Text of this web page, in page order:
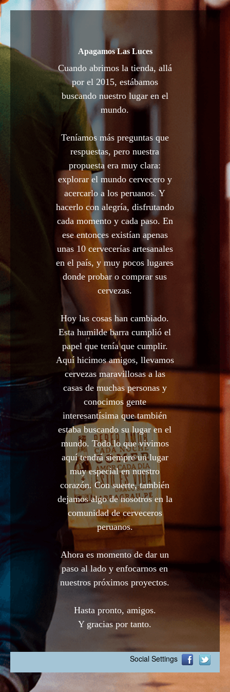
Apagamos Las Luces
Cuando abrimos la tienda, allá
por el 2015, estábamos
buscando nuestro lugar en el
mundo.
Teníamos más preguntas que
respuestas, pero nuestra
propuesta era muy clara:
explorar el mundo cervecero y
acercarlo a los peruanos. Y
hacerlo con alegría, disfrutando
cada momento y cada paso. En
ese entonces existían apenas
unas 10 cervecerías artesanales
en el país, y muy pocos lugares
donde probar o comprar sus
cervezas.
Hoy las cosas han cambiado.
Esta humilde barra cumplió el
papel que tenía que cumplir.
Aquí hicimos amigos, llevamos
cervezas maravillosas a las
casas de muchas personas y
conocimos gente
interesantísima que también
estaba buscando su lugar en el
mundo. Todo lo que vivimos
aquí tendrá siempre un lugar
muy especial en nuestro
corazón. Con suerte, también
dejamos algo de nosotros en la
comunidad de cerveceros
peruanos.
Ahora es momento de dar un
paso al lado y enfocarnos en
nuestros próximos proyectos.
Hasta pronto, amigos.
Y gracias por tanto.
Social Settings